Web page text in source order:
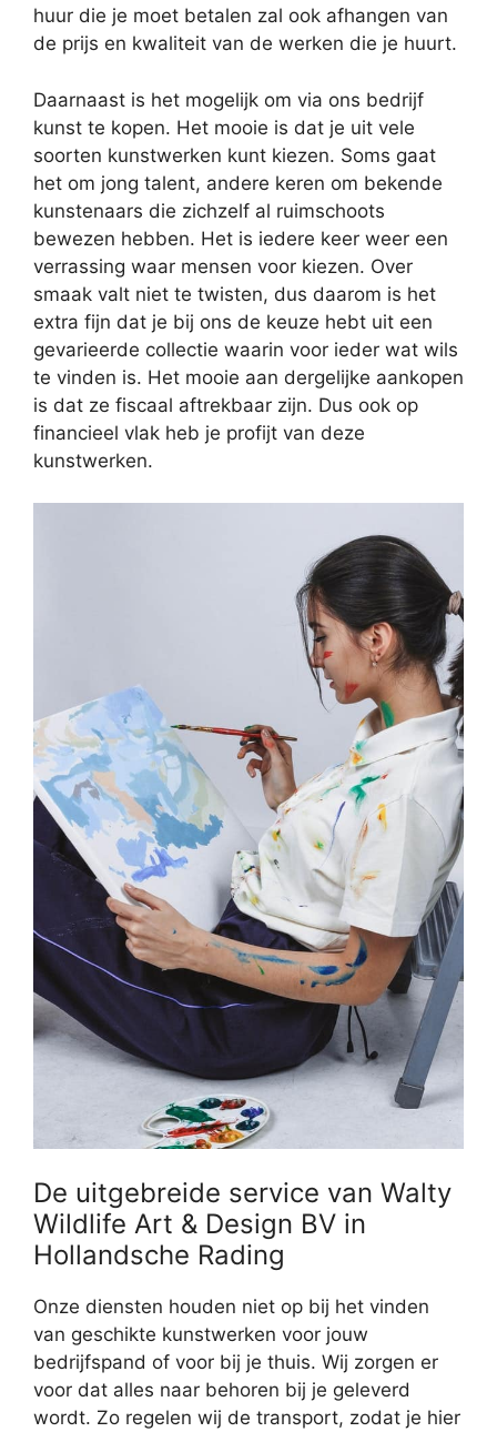
huur die je moet betalen zal ook afhangen van
de prijs en kwaliteit van de werken die je huurt.
Daarnaast is het mogelijk om via ons bedrijf
kunst te kopen. Het mooie is dat je uit vele
soorten kunstwerken kunt kiezen. Soms gaat
het om jong talent, andere keren om bekende
kunstenaars die zichzelf al ruimschoots
bewezen hebben. Het is iedere keer weer een
verrassing waar mensen voor kiezen. Over
smaak valt niet te twisten, dus daarom is het
extra fijn dat je bij ons de keuze hebt uit een
gevarieerde collectie waarin voor ieder wat wils
te vinden is. Het mooie aan dergelijke aankopen
is dat ze fiscaal aftrekbaar zijn. Dus ook op
financieel vlak heb je profijt van deze
kunstwerken.
De uitgebreide service van Walty
Wildlife Art & Design BV in
Hollandsche Rading
Onze diensten houden niet op bij het vinden
van geschikte kunstwerken voor jouw
bedrijfspand of voor bij je thuis. Wij zorgen er
voor dat alles naar behoren bij je geleverd
wordt. Zo regelen wij de transport, zodat je hier